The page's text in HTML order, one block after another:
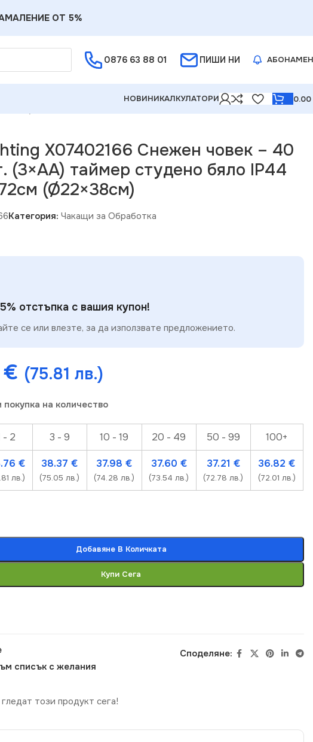
ОТ 5%
0876 63 88 01 ПИШИ НИ
НОВИНИКАЛКУЛАТОРИ 0.00
X07402166 Снежен човек – 40
(3×AA) таймер студено бяло IP44
(Ø22×38см)
Категория: Чакащи за Обработка
отстъпка с вашия купон!
се или влезте, за да използвате предложението.
€ (75.81 лв.)
на количество
- 2 3 - 9 10 - 19 20 - 49 50 - 99 100+
€
лв.)
38.37€
(75.05 лв.)
37.98€
(74.28 лв.)
37.60 €
(73.54 лв.)
37.21 €
(72.78 лв.)
36.82€
(72.01 лв.)
Добавяне В Количката
Купи Сега
списък с желания
Споделяне:
този продукт сега!